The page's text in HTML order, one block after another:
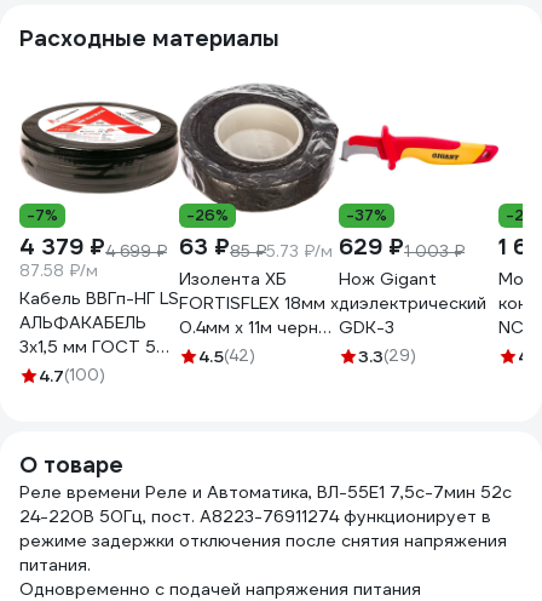
Расходные материалы
-7%
4 379 ₽4 699 ₽
87.58 ₽/м
Кабель ВВГп-НГ LS
АЛЬФАКАБЕЛЬ
3х1,5 мм ГОСТ 50
м 05190
4.7(100)
-26%
63 ₽85 ₽5.73 ₽/м
Изолента ХБ
FORTISFLEX 18мм х
0.4мм х 11м черная
71242
4.5(42)
-37%
629 ₽1 003 ₽
Нож Gigant
диэлектрический
GDK-3
3.3(29)
-
1
2НО4.9
О товаре
Реле времени Реле и Автоматика, ВЛ-55Е1 7,5с-7мин 52с
24-220В 50Гц, пост. A8223-76911274 функционирует в
режиме задержки отключения после снятия напряжения
питания.
Одновременно с подачей напряжения питания